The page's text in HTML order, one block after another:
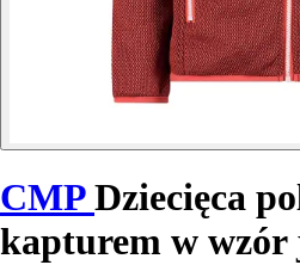
CMPDziecięca
kapturem w